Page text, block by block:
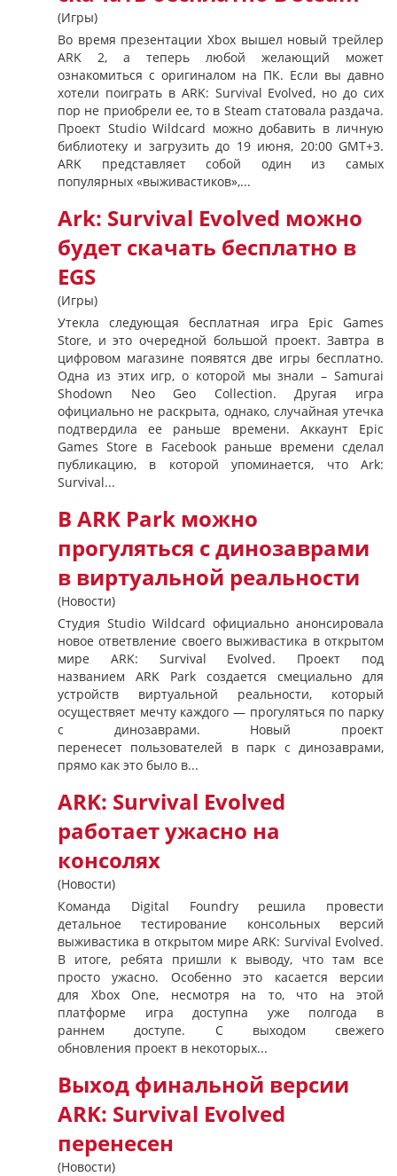
(Игры)
Во время презентации Xbox вышел новый трейлер
ARK 2, а теперь любой желающий может
ознакомиться с оригиналом на ПК. Если вы давно
хотели поиграть в ARK: Survival Evolved, но до сих
пор не приобрели ее, то в Steam статовала раздача.
Проект Studio Wildcard можно добавить в личную
библиотеку и загрузить до 19 июня, 20:00 GMT+3.
ARK представляет собой один из самых
популярных «выживастиков»,...
Ark: Survival Evolved можно
будет скачать бесплатно в
EGS
(Игры)
Утекла следующая бесплатная игра Epic Games
Store, и это очередной большой проект. Завтра в
цифровом магазине появятся две игры бесплатно.
Одна из этих игр, о которой мы знали – Samurai
Shodown Neo Geo Collection. Другая игра
официально не раскрыта, однако, случайная утечка
подтвердила ее раньше времени. Аккаунт Epic
Games Store в Facebook раньше времени сделал
публикацию, в которой упоминается, что Ark:
Survival...
В ARK Park можно
прогуляться с динозаврами
в виртуальной реальности
(Новости)
Студия Studio Wildcard официально анонсировала
новое ответвление своего выживастика в открытом
мире ARK: Survival Evolved. Проект под
названием ARK Park создается смециально для
устройств виртуальной реальности, который
осуществяет мечту каждого — прогуляться по парку
с динозаврами. Новый проект
перенесет пользователей в парк с динозаврами,
прямо как это было в...
ARK: Survival Evolved
работает ужасно на
консолях
(Новости)
Команда Digital Foundry решила провести
детальное тестирование консольных версий
выживастика в открытом мире ARK: Survival Evolved.
В итоге, ребята пришли к выводу, что там все
просто ужасно. Особенно это касается версии
для Xbox One, несмотря на то, что на этой
платформе игра доступна уже полгода в
раннем доступе. С выходом свежего
обновления проект в некоторых...
Выход финальной версии
ARK: Survival Evolved
перенесен
(Новости)